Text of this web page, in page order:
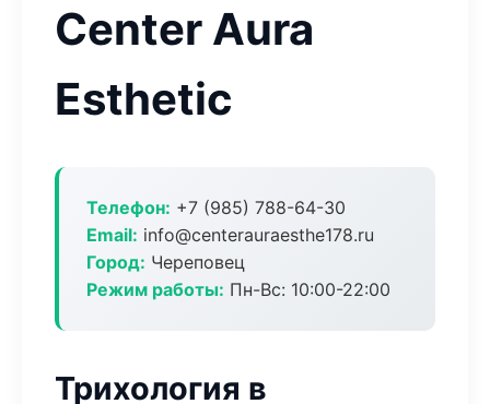
Center Aura
Esthetic
Телефон: +7 (985) 788-64-30
Email: info@centerauraesthe178.ru
Город: Череповец
Режим работы: Пн-Вс: 10:00-22:00
Трихология в